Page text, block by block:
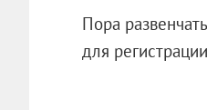
Пора
для